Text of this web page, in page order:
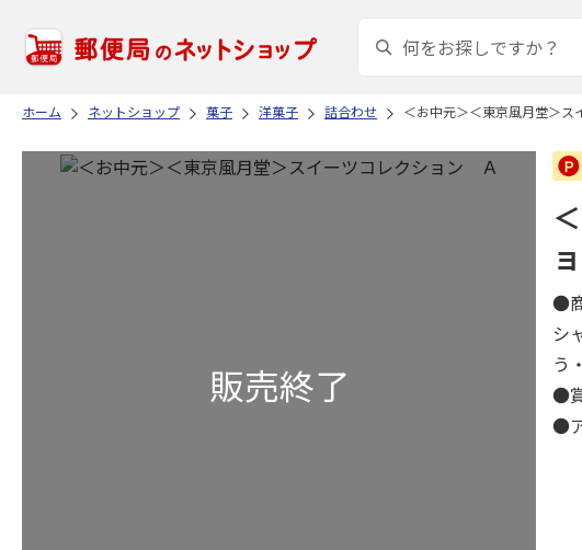
ホーム ネットショップ 菓子 洋菓子 詰合わせ ＜お中元＞＜東京風月堂＞
●
シ
う
●
●